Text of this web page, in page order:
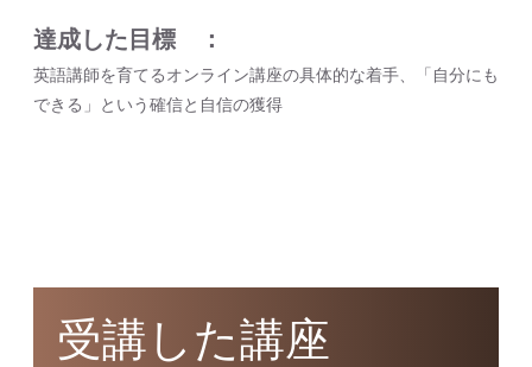
達成した目標
英語講師を育てるオンライン講座の具体的な着手、「自分にも
できる」という確信と自信の獲得
受講した講座